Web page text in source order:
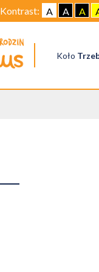
Kontrast: A A A
Koło